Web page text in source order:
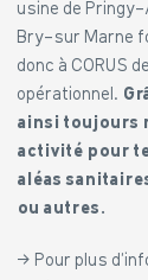
usine de
Bry-sur Marne
donc à CORUS
opérationnel.
ainsi toujours
activité pour
aléas
ou autres.
→ Pour plus